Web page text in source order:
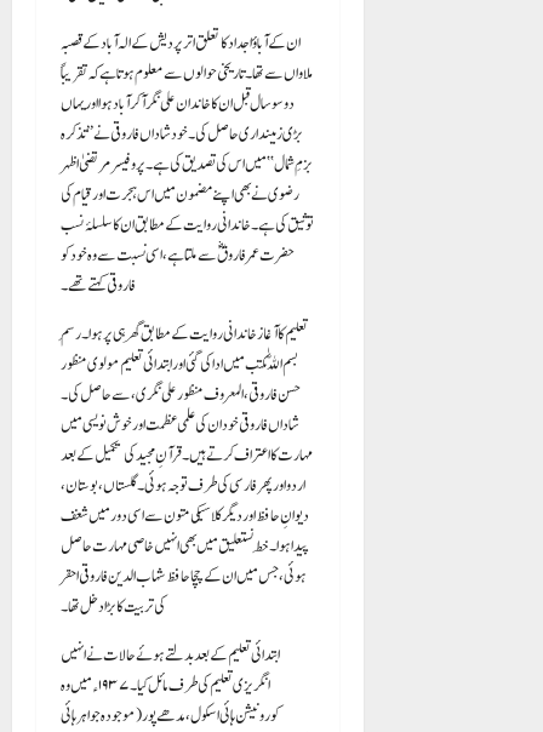
ان کے آباؤ اجداد کا تعلق اتر پردیش کے الہ آباد کے قصبہ
ملاواں سے تھا۔ تاریخی حوالوں سے معلوم ہوتا ہے کہ تقریباً
دو سو سال قبل ان کا خاندان علی نگر آ کر آباد ہوا اور یہاں
بڑی زمینداری حاصل کی۔ خود شاداں فاروقی نے ’’تذکرہ
بزمِ شمال‘‘ میں اس کی تصدیق کی ہے۔ پروفیسر مرتضیٰ اظہر
رضوی نے بھی اپنے مضمون میں اس ہجرت اور قیام کی
توثیق کی ہے۔ خاندانی روایت کے مطابق ان کا سلسلۂ نسب
حضرت عمر فاروقؓ سے ملتا ہے، اسی نسبت سے وہ خود کو
فاروقی کہتے تھے۔
تعلیم کا آغاز خاندانی روایت کے مطابق گھر ہی پر ہوا۔ رسمِ
بسم اللّٰہ مکتب میں ادا کی گئی اور ابتدائی تعلیم مولوی منظور
حسن فاروقی، المعروف منظور علی نگری، سے حاصل کی۔
شاداں فاروقی خود ان کی علمی عظمت اور خوش نویسی میں
مہارت کا اعتراف کرتے ہیں۔ قرآنِ مجید کی تکمیل کے بعد
اردو اور پھر فارسی کی طرف توجہ ہوئی۔ گلستاں، بوستان،
دیوانِ حافظ اور دیگر کلاسیکی متون سے اسی دور میں شغف
پیدا ہوا۔ خطِ نستعلیق میں بھی انہیں خاصی مہارت حاصل
ہوئی، جس میں ان کے چچا حافظ شہاب الدین فاروقی احقر
کی تربیت کا بڑا دخل تھا۔
ابتدائی تعلیم کے بعد بدلتے ہوئے حالات نے انہیں
انگریزی تعلیم کی طرف مائل کیا۔ ۱۹۳۷ء میں وہ
کورونیشن ہائی اسکول، مدھے پور (موجودہ جواہر ہائی